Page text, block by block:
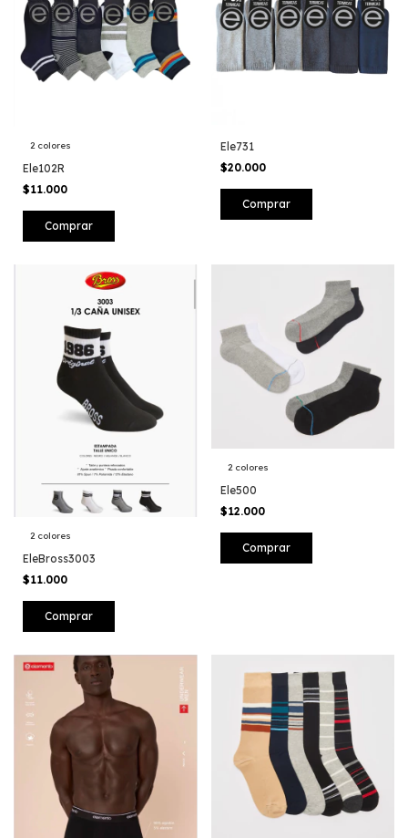
2 colores
Ele102R
$11.000
Comprar
Ele731
$20.000
Comprar
2 colores
EleBross3003
$11.000
Comprar
2 colores
Ele500
$12.000
Comprar